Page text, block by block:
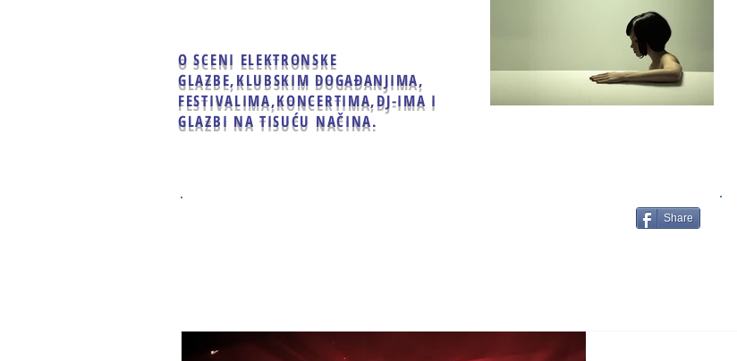
O SCENI ELEKTRONSKE
GLAZBE,KLUBSKIM DOGAĐANJIMA,
FESTIVALIMA,KONCERTIMA,DJ-IMA I
GLAZBI NA TISUĆU NAČINA.
Share